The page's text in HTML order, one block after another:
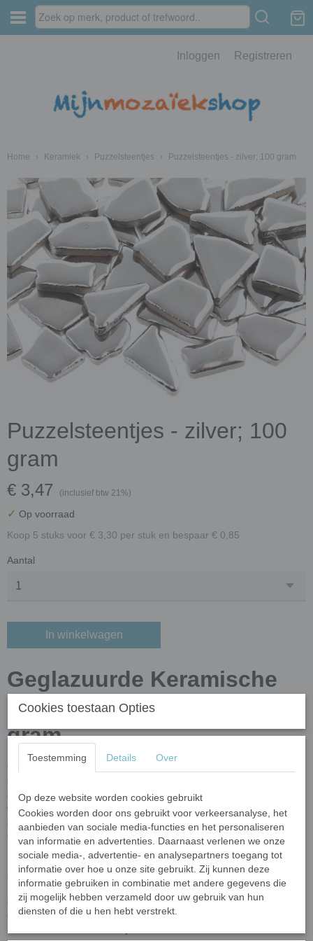
Inloggen Registreren
Home › Keramiek › Puzzelsteentjes › Puzzelsteentjes - zilver; 100 gram
Puzzelsteentjes - zilver; 100
gram
€ 3,47 (inclusief btw 21%)
✓ Op voorraad
Koop 5 stuks voor € 3,30 per stuk en bespaar € 0,85
Aantal
In winkelwagen
Geglazuurde Keramische
Puzzelsteentjes - zilver; 100
gram
Ontdek de veelzijdigheid van onze geglazuurde keramische
de wereld van mozaïek. De steentjes hebben verschillende
vormen, waardoor je geen gereedschap hoeft te gebruiken om ze
op maat te snijden—ideaal voor een snelle en eenvoudige
toepassing.
Deze steentjes zijn op hoge temperatuur gebakken en kunnen
zowel binnen als buiten gebruikt worden op een beschutte locatie.
Houd er rekening mee dat bij gebruik op een te vochtige
ondergrond, water via de zijkanten en onderkant kan worden
opgenomen, wat het risico op breuk door bevriezing verhoogt.
Cookies toestaan Opties
Toestemming Details Over
Op deze website worden cookies gebruikt
Cookies worden door ons gebruikt voor verkeersanalyse, het
aanbieden van sociale media-functies en het personaliseren
van informatie en advertenties. Daarnaast verlenen we onze
sociale media-, advertentie- en analysepartners toegang tot
informatie over hoe u onze site gebruikt. Zij kunnen deze
informatie gebruiken in combinatie met andere gegevens die
zij mogelijk hebben verzameld door uw gebruik van hun
diensten of die u hen hebt verstrekt.